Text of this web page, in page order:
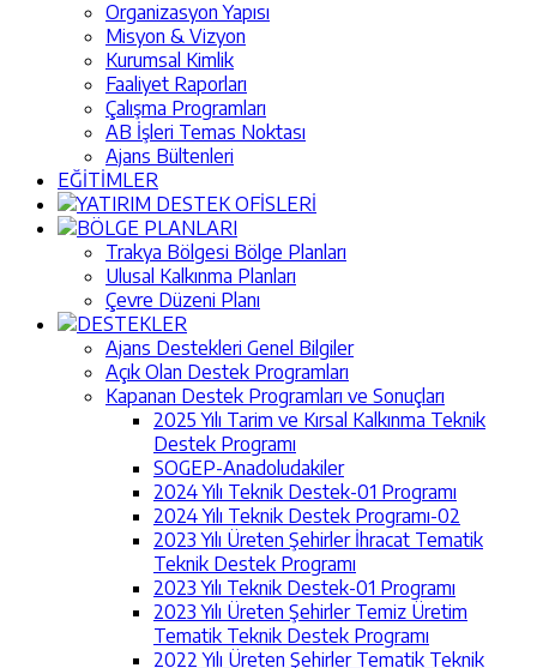
Organizasyon Yapısı
Misyon & Vizyon
Kurumsal Kimlik
Faaliyet Raporları
Çalışma Programları
AB İşleri Temas Noktası
Ajans Bültenleri
EĞİTİMLER
YATIRIM DESTEK OFİSLERİ
BÖLGE PLANLARI
Trakya Bölgesi Bölge Planları
Ulusal Kalkınma Planları
Çevre Düzeni Planı
DESTEKLER
Ajans Destekleri Genel Bilgiler
Açık Olan Destek Programları
Kapanan Destek Programları ve Sonuçları
2025 Yılı Tarim ve Kırsal Kalkınma Teknik
Destek Programı
SOGEP-Anadoludakiler
2024 Yılı Teknik Destek-01 Programı
2024 Yılı Teknik Destek Programı-02
2023 Yılı Üreten Şehirler İhracat Tematik
Teknik Destek Programı
2023 Yılı Teknik Destek-01 Programı
2023 Yılı Üreten Şehirler Temiz Üretim
Tematik Teknik Destek Programı
2022 Yılı Üreten Şehirler Tematik Teknik